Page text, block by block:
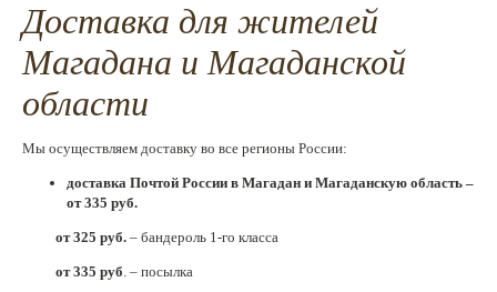
Фурнитура
Проволока
Инструменты и материалы
По темам и сезонам
Бисер TOHO
Доставка для жителей
Магадана и Магаданской
области
Мы осуществляем доставку во все регионы России:
доставка Почтой России в Магадан и Магаданскую область –
от 335 руб.
от 325 руб. – бандероль 1-го класса
от 335 руб. – посылка